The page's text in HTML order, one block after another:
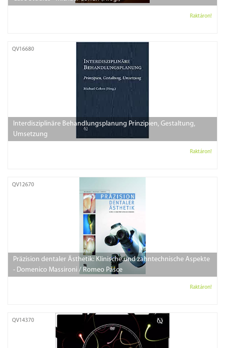
Raktáron!
QV16680
Interdisziplinäre Behandlungsplanung Prinzipien, Gestaltung,
Umsetzung
Raktáron!
QV12670
Präzision dentaler Ästhetik: Klinische und zahntechnische Aspekte
- Domenico Massironi / Romeo Pasce
Raktáron!
QV14370